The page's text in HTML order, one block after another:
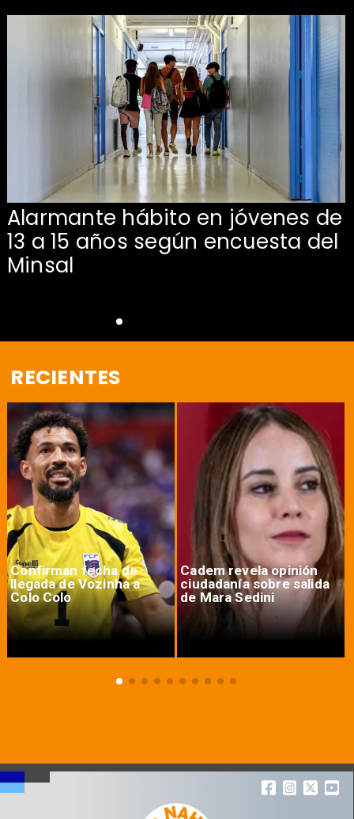
Alarmante hábito en jóvenes de
13 a 15 años según encuesta del
Minsal
RECIENTES
Confirman fecha de
llegada de Vozinha a
Colo Colo
Cadem revela opinión
ciudadanía sobre salida
de Mara Sedini